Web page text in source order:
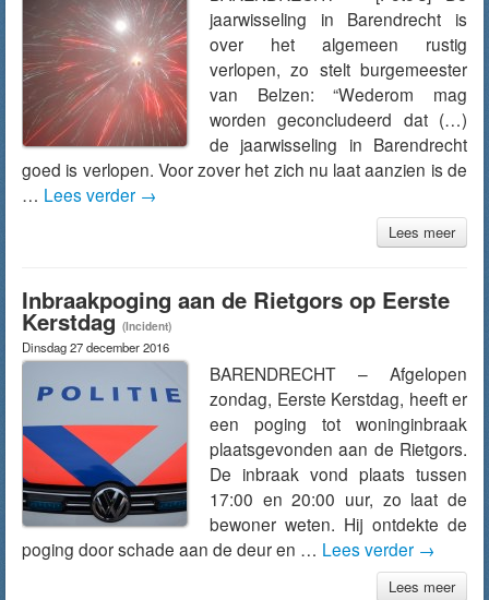
jaarwisseling in Barendrecht is
over het algemeen rustig
verlopen, zo stelt burgemeester
van Belzen: “Wederom mag
worden geconcludeerd dat (…)
de jaarwisseling in Barendrecht
goed is verlopen. Voor zover het zich nu laat aanzien is de
… Lees verder →
Lees meer
Inbraakpoging aan de Rietgors op Eerste
Kerstdag (Incident)
Dinsdag 27 december 2016
BARENDRECHT – Afgelopen
zondag, Eerste Kerstdag, heeft er
een poging tot woninginbraak
plaatsgevonden aan de Rietgors.
De inbraak vond plaats tussen
17:00 en 20:00 uur, zo laat de
bewoner weten. Hij ontdekte de
poging door schade aan de deur en … Lees verder →
Lees meer